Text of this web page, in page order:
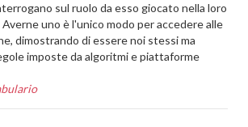
sul ruolo da esso giocato nella loro
uno è l'unico modo per accedere alle
dimostrando di essere noi stessi ma
imposte da algoritmi e piattaforme